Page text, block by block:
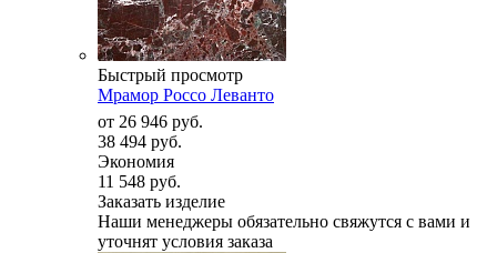
Быстрый просмотр
Мрамор Россо Леванто
от 26 946 руб.
38 494 руб.
Экономия
11 548 руб.
Заказать изделие
Наши менеджеры обязательно свяжутся с вами и
уточнят условия заказа